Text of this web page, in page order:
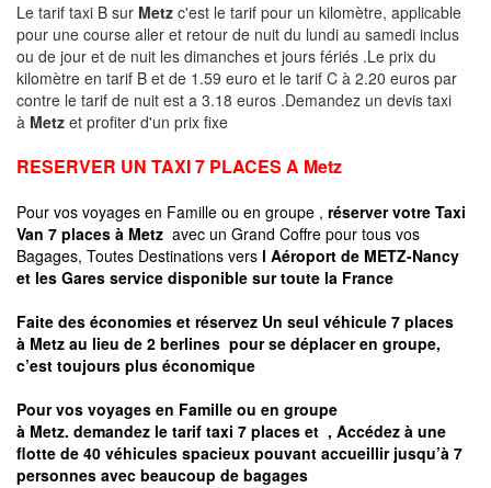
Le tarif taxi B sur Metz c'est le tarif pour un kilomètre, applicable
pour une course aller et retour de nuit du lundi au samedi inclus
ou de jour et de nuit les dimanches et jours fériés .Le prix du
kilomètre en tarif B et de 1.59 euro et le tarif C à 2.20 euros par
contre le tarif de nuit est a 3.18 euros .Demandez un devis taxi
à Metz et profiter d'un prix fixe
RESERVER UN TAXI 7 PLACES A Metz
Pour vos voyages en Famille ou en groupe , réserver votre Taxi
Van 7 places à Metz avec un Grand Coffre pour tous vos
Bagages, Toutes Destinations vers l Aéroport de METZ-Nancy
et les Gares service disponible sur toute la France
Faite des économies et réservez Un seul véhicule 7 places
à Metz au lieu de 2 berlines pour se déplacer en groupe,
c’est toujours plus économique
Pour vos voyages en Famille ou en groupe
à Metz. demandez le tarif taxi 7 places et , Accédez à une
flotte de 40 véhicules spacieux pouvant accueillir jusqu’à 7
personnes avec beaucoup de bagages